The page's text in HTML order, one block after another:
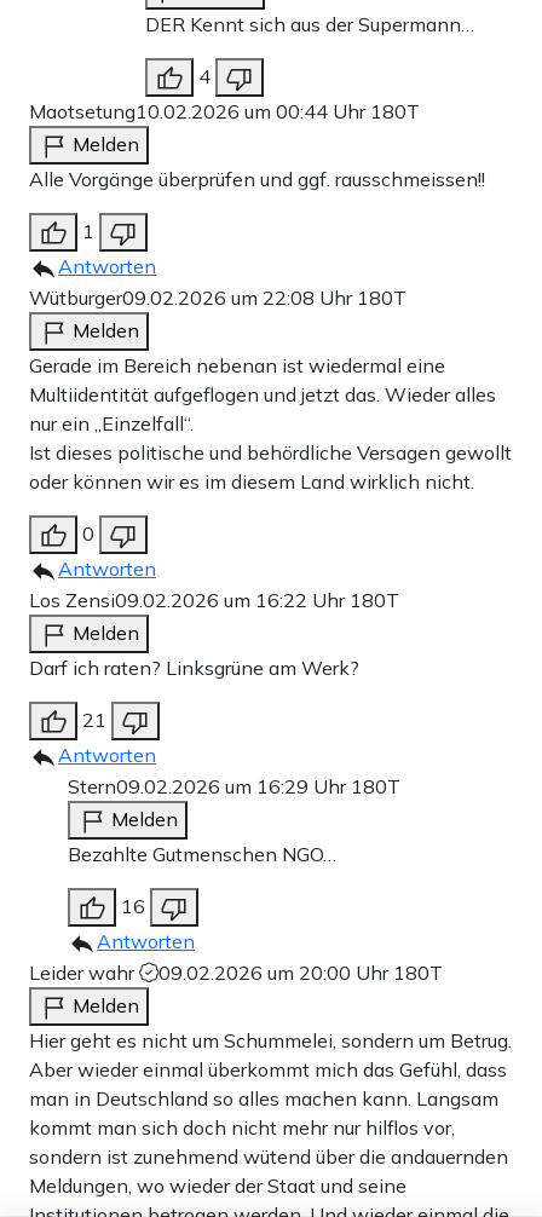
DER Kennt sich aus der Supermann…
4
Maotsetung10.02.2026 um 00:44 Uhr 180T
Melden
Alle Vorgänge überprüfen und ggf. rausschmeissen!!
1
Antworten
Wütburger09.02.2026 um 22:08 Uhr 180T
Melden
Gerade im Bereich nebenan ist wiedermal eine
Multiidentität aufgeflogen und jetzt das. Wieder alles
nur ein „Einzelfall“.
Ist dieses politische und behördliche Versagen gewollt
oder können wir es im diesem Land wirklich nicht.
0
Antworten
Los Zensi09.02.2026 um 16:22 Uhr 180T
Melden
Darf ich raten? Linksgrüne am Werk?
21
Antworten
Stern09.02.2026 um 16:29 Uhr 180T
Melden
Bezahlte Gutmenschen NGO…
16
Antworten
Leider wahr
09.02.2026 um 20:00 Uhr 180T
Melden
Hier geht es nicht um Schummelei, sondern um Betrug.
Aber wieder einmal überkommt mich das Gefühl, dass
man in Deutschland so alles machen kann. Langsam
kommt man sich doch nicht mehr nur hilflos vor,
sondern ist zunehmend wütend über die andauernden
Meldungen, wo wieder der Staat und seine